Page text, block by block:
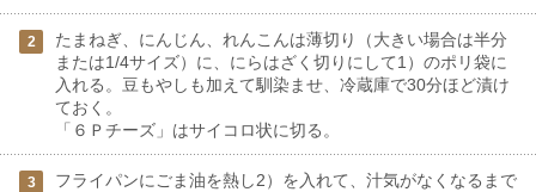
2
たまねぎ、にんじん、れんこんは薄切り（大きい場合は半分
または1/4サイズ）に、にらはざく切りにして1）のポリ袋に
入れる。豆もやしも加えて馴染ませ、冷蔵庫で30分ほど漬け
ておく。
「６Ｐチーズ」はサイコロ状に切る。
3
フライパンにごま油を熱し2）を入れて、汁気がなくなるまで